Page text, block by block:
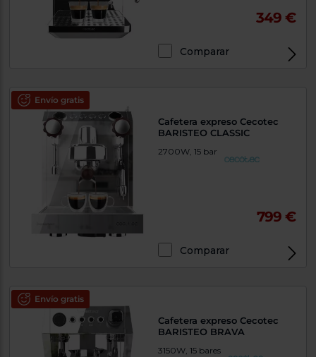
349 €
Comparar
Envío gratis
Cafetera expreso Cecotec
BARISTEO CLASSIC
2700W, 15 bar
799 €
Comparar
Envío gratis
Cafetera expreso Cecotec
BARISTEO BRAVA
3150W, 15 bares